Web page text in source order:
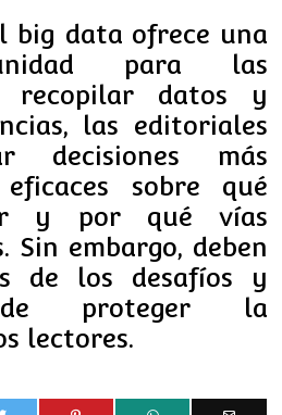
big data ofrece una
para las
recopilar datos y
las editoriales
decisiones más
sobre qué
y por qué vías
Sin embargo, deben
de los desafíos y
de proteger la
lectores.